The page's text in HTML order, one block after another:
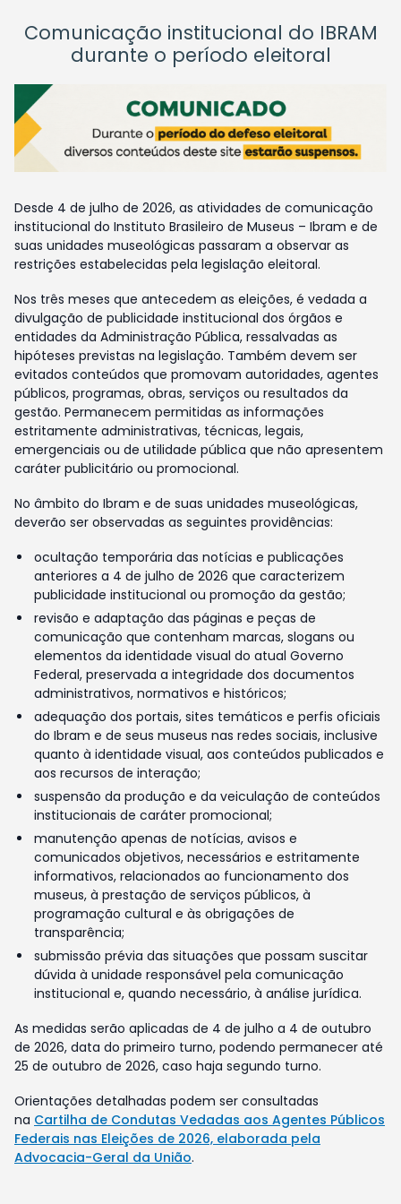
Comunicação institucional do IBRAM
durante o período eleitoral
Desde 4 de julho de 2026, as atividades de comunicação
institucional do Instituto Brasileiro de Museus – Ibram e de
suas unidades museológicas passaram a observar as
restrições estabelecidas pela legislação eleitoral.
Nos três meses que antecedem as eleições, é vedada a
divulgação de publicidade institucional dos órgãos e
entidades da Administração Pública, ressalvadas as
hipóteses previstas na legislação. Também devem ser
evitados conteúdos que promovam autoridades, agentes
públicos, programas, obras, serviços ou resultados da
gestão. Permanecem permitidas as informações
estritamente administrativas, técnicas, legais,
emergenciais ou de utilidade pública que não apresentem
caráter publicitário ou promocional.
No âmbito do Ibram e de suas unidades museológicas,
deverão ser observadas as seguintes providências:
ocultação temporária das notícias e publicações
anteriores a 4 de julho de 2026 que caracterizem
publicidade institucional ou promoção da gestão;
revisão e adaptação das páginas e peças de
comunicação que contenham marcas, slogans ou
elementos da identidade visual do atual Governo
Federal, preservada a integridade dos documentos
administrativos, normativos e históricos;
adequação dos portais, sites temáticos e perfis oficiais
do Ibram e de seus museus nas redes sociais, inclusive
quanto à identidade visual, aos conteúdos publicados e
aos recursos de interação;
suspensão da produção e da veiculação de conteúdos
institucionais de caráter promocional;
manutenção apenas de notícias, avisos e
comunicados objetivos, necessários e estritamente
informativos, relacionados ao funcionamento dos
museus, à prestação de serviços públicos, à
programação cultural e às obrigações de
transparência;
submissão prévia das situações que possam suscitar
dúvida à unidade responsável pela comunicação
institucional e, quando necessário, à análise jurídica.
As medidas serão aplicadas de 4 de julho a 4 de outubro
de 2026, data do primeiro turno, podendo permanecer até
25 de outubro de 2026, caso haja segundo turno.
Orientações detalhadas podem ser consultadas
na Cartilha de Condutas Vedadas aos Agentes Públicos
Federais nas Eleições de 2026, elaborada pela
Advocacia-Geral da União.